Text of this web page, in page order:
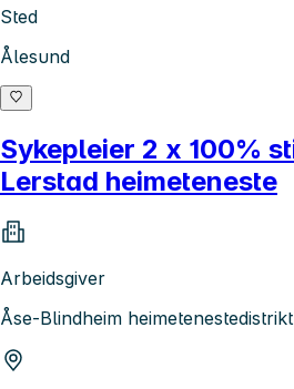
Sted
Ålesund
Sykepleier 2 x 100%
Lerstad heimeteneste
Arbeidsgiver
Åse-Blindheim